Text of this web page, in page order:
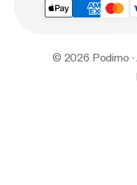
© 2026 Podimo